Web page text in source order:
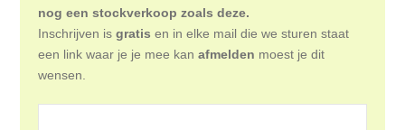
nog een stockverkoop zoals deze.
Inschrijven isgratis en in elke mail die we sturen staat
een link waar je je mee kanafmelden moest je dit
wensen.